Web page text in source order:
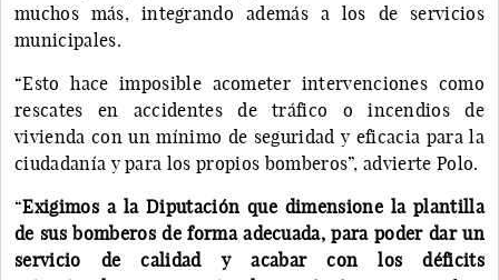
muchos más, integrando además a los de servicios
municipales.
“Esto hace imposible acometer intervenciones como
rescates en accidentes de tráfico o incendios de
vivienda con un mínimo de seguridad y eficacia para la
ciudadanía y para los propios bomberos”, advierte Polo.
“Exigimos a la Diputación que dimensione la plantilla
de sus bomberos de forma adecuada, para poder dar un
servicio de calidad y acabar con los déficits